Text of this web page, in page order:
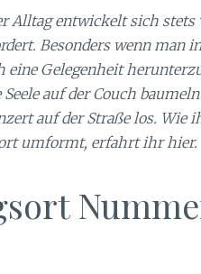
Alltag entwickelt sich
Besonders wenn man
eine Gelegenheit
auf der Couch
auf der Straße los. Wie
umformt, erfahrt ihr hier.